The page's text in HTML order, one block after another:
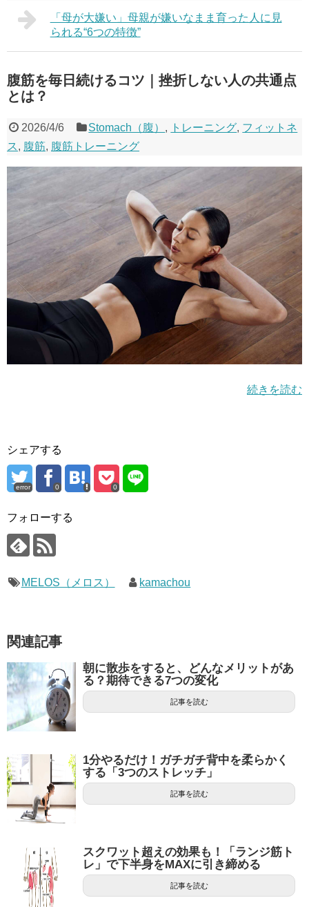
「母が大嫌い」母親が嫌いなまま育った人に見
られる“6つの特徴”
腹筋を毎日続けるコツ｜挫折しない人の共通点
とは？
2026/4/6 Stomach（腹） , トレーニング, フィットネ
ス, 腹筋, 腹筋トレーニング
続きを読む
シェアする
error 0 0
フォローする
MELOS（メロス） kamachou
関連記事
朝に散歩をすると、どんなメリットがあ
る？期待できる7つの変化
記事を読む
1分やるだけ！ガチガチ背中を柔らかく
する「3つのストレッチ」
記事を読む
スクワット超えの効果も！「ランジ筋ト
レ」で下半身をMAXに引き締める
記事を読む